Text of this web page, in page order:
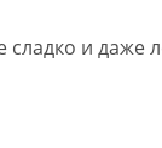
и даже